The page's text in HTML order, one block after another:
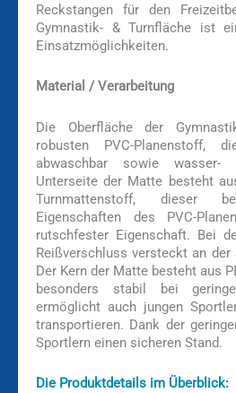
Reckstangen für den
Gymnastik- & Turnfläche ist
Einsatzmöglichkeiten.
Material / Verarbeitung
Die Oberfläche der
robusten PVC-Planenstoff,
abwaschbar sowie
Unterseite der Matte besteht
Turnmattenstoff, dieser
Eigenschaften des PVC-
rutschfester Eigenschaft. Bei
Reißverschluss versteckt an der
Der Kern der Matte besteht aus
besonders stabil bei
ermöglicht auch jungen
transportieren. Dank der
Sportlern einen sicheren Stand.
Die Produktdetails im Überblick: